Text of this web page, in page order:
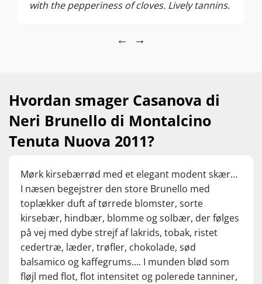
with the pepperiness of cloves. Lively tannins.
← →
Hvordan smager Casanova di
Neri Brunello di Montalcino
Tenuta Nuova 2011?
Mørk kirsebærrød med et elegant modent skær…
I næsen begejstrer den store Brunello med
toplækker duft af tørrede blomster, sorte
kirsebær, hindbær, blomme og solbær, der følges
på vej med dybe strejf af lakrids, tobak, ristet
cedertræ, læder, trøfler, chokolade, sød
balsamico og kaffegrums…. I munden blød som
fløjl med flot, flot intensitet og polerede tanniner,